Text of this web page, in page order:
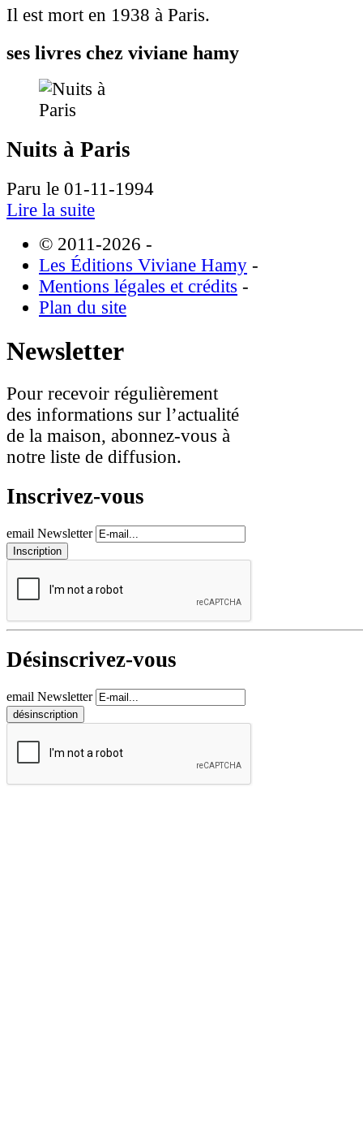
Il est mort en 1938 à Paris.
ses livres chez viviane hamy
Nuits à Paris
Paru le 01-11-1994
Lire la suite
© 2011-2026 -
Les Éditions Viviane Hamy -
Mentions légales et crédits -
Plan du site
Newsletter
Pour recevoir régulièrement
des informations sur l’actualité
de la maison, abonnez-vous à
notre liste de diffusion.
Inscrivez-vous
email Newsletter
Désinscrivez-vous
email Newsletter